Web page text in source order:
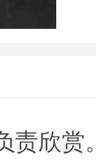
责欣赏